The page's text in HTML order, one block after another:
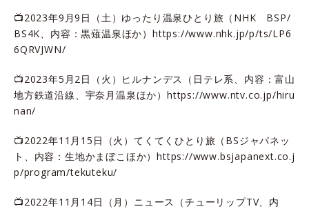
📺2023年9月9日（土）ゆったり温泉ひとり旅（NHK BSP/
BS4K、内容：黒薙温泉ほか）https://www.nhk.jp/p/ts/LP6
6QRVJWN/
📺2023年5月2日（火）ヒルナンデス（日テレ系、内容：富山
地方鉄道沿線、宇奈月温泉ほか）https://www.ntv.co.jp/hiru
nan/
📺2022年11月15日（火）てくてくひとり旅（BSジャパネッ
ト、内容：生地かまぼこほか）https://www.bsjapanext.co.j
p/program/tekuteku/
📺2022年11月14日（月）ニュース（チューリップTV、内